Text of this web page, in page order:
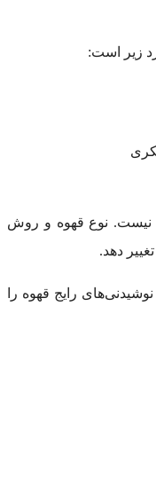
زیر است:
نیست. نوع قهوه و روش
دهد.
رایج قهوه را